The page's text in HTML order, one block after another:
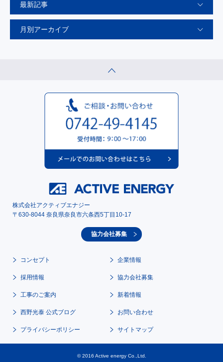
最新記事
月別アーカイブ
株式会社アクティブエナジー
〒630-8044 奈良県奈良市六条西5丁目10-17
協力会社募集
コンセプト 企業情報
採用情報 協力会社募集
工事のご案内 新着情報
西野光泰 公式ブログ お問い合わせ
プライバシーポリシー サイトマップ
© 2016 Active energy Co.,Ltd.